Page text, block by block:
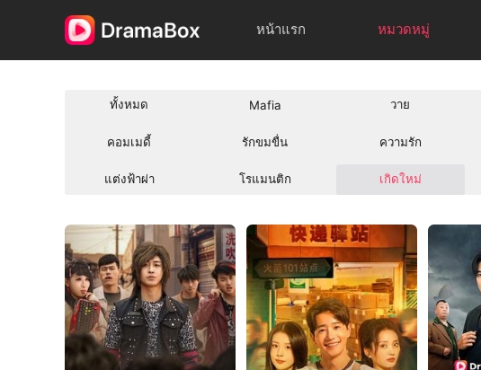
หน้าแรก หมวดหมู่
ทั้งหมด Mafia วาย
คอมเมดี้ รักขมขื่น ความรัก
แต่งฟ้าผ่า โรแมนติก เกิดใหม่